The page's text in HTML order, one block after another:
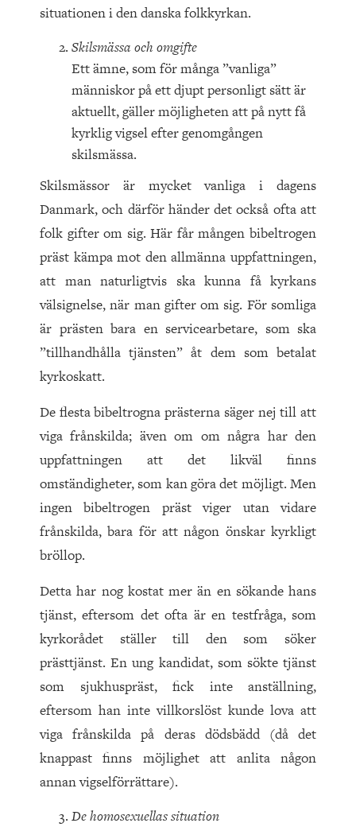
situationen i den danska folkkyrkan.
Skilsmässa och omgifte
Ett ämne, som för många ”vanliga”
människor på ett djupt personligt sätt är
aktuellt, gäller möjligheten att på nytt få
kyrklig vigsel efter genomgången
skilsmässa.
Skilsmässor är mycket vanliga i dagens
Danmark, och därför händer det också ofta att
folk gifter om sig. Här får mången bibeltrogen
präst kämpa mot den allmänna uppfattningen,
att man naturligtvis ska kunna få kyrkans
välsignelse, när man gifter om sig. För somliga
är prästen bara en servicearbetare, som ska
”tillhandhålla tjänsten” åt dem som betalat
kyrkoskatt.
De flesta bibeltrogna prästerna säger nej till att
viga frånskilda; även om om några har den
uppfattningen att det likväl finns
omständigheter, som kan göra det möjligt. Men
ingen bibeltrogen präst viger utan vidare
frånskilda, bara för att någon önskar kyrkligt
bröllop.
Detta har nog kostat mer än en sökande hans
tjänst, eftersom det ofta är en testfråga, som
kyrkorådet ställer till den som söker
prästtjänst. En ung kandidat, som sökte tjänst
som sjukhuspräst, fick inte anställning,
eftersom han inte villkorslöst kunde lova att
viga frånskilda på deras dödsbädd (då det
knappast finns möjlighet att anlita någon
annan vigselförrättare).
De homosexuellas situation